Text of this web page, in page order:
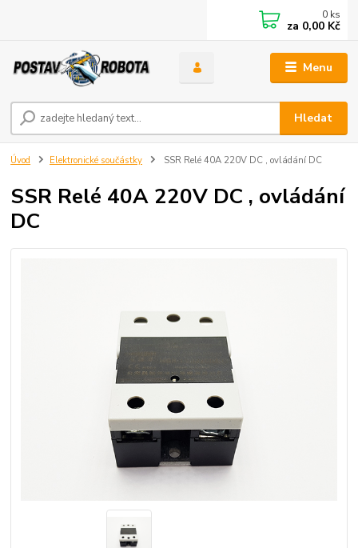
Menu
Hledat
0 ks
za 0,00 Kč
Úvod Elektronické součástky SSR Relé 40A 220V DC , ovládání DC
SSR Relé 40A 220V DC , ovládání
DC